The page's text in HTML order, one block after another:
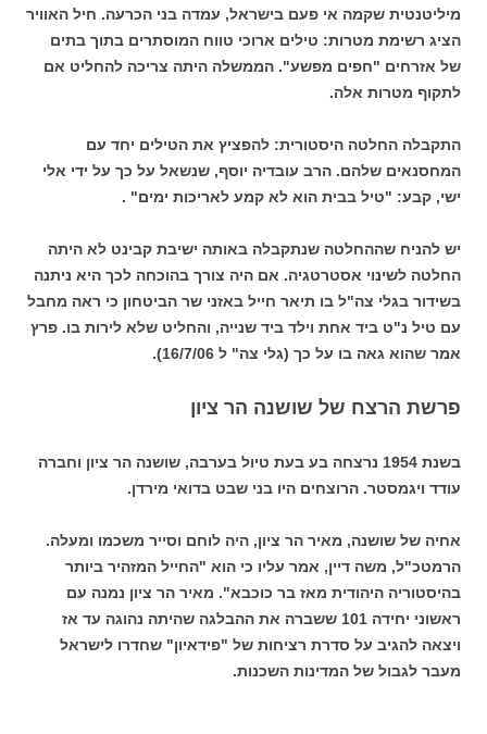
מיליטנטית שקמה אי פעם בישראל, עמדה בני הכרעה. חיל האוויר
הציג רשימת מטרות: טילים ארוכי טווח המוסתרים בתוך בתים
של אזרחים "חפים מפשע". הממשלה היתה צריכה להחליט אם
לתקוף מטרות אלה.
התקבלה החלטה היסטורית: להפציץ את הטילים יחד עם
המחסנאים שלהם. הרב עובדיה יוסף, שנשאל על כך על ידי אלי
ישי, קבע: "טיל בבית הוא לא קמע לאריכות ימים" .
יש להניח שההחלטה שנתקבלה באותה ישיבת קבינט לא היתה
החלטה לשינוי אסטרטגיה. אם היה צורך בהוכחה לכך היא ניתנה
בשידור בגלי צה"ל בו תיאר חייל באזני שר הביטחון כי ראה מחבל
עם טיל נ"ט ביד אחת וילד ביד שנייה, והחליט שלא לירות בו. פרץ
אמר שהוא גאה בו על כך (גלי צה" ל 16/7/06).
פרשת הרצח של שושנה הר ציון
בשנת 1954 נרצחה בע
בעת טיול בערבה, שושנה הר ציון וחברה
עודד ויגמסטר. הרוצחים היו בני שבט בדואי מירדן.
אחיה של שושנה, מאיר הר ציון, היה לוחם וסייר משכמו ומעלה.
הרמטכ"ל, משה דיין, אמר עליו כי הוא "החייל המזהיר ביותר
בהיסטוריה היהודית מאז בר כוכבא". מאיר הר ציון נמנה עם
ראשוני יחידה 101 ששברה את ההבלגה שהיתה נהוגה עד אז
ויצאה להגיב על סדרת רציחות של "פידאיון" שחדרו לישראל
מעבר לגבול של המדינות השכנות.